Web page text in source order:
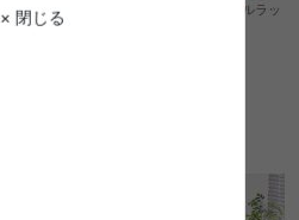
× 閉じる【幅80cm】 Pitea 突っ張りウォールラッ
ク